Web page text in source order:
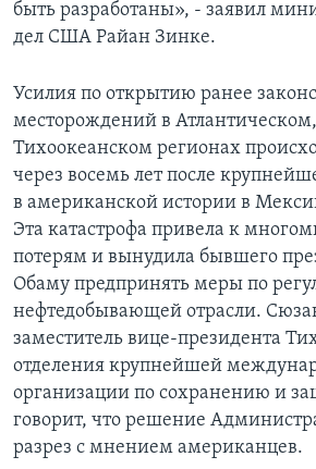
быть разработаны», - заявил
дел США Райан Зинке.
Усилия по открытию ранее
месторождений в
Тихоокеанском регионах
через восемь лет после
в американской истории в
Эта катастрофа привела к
потерям и вынудила бывшего
Обаму предпринять меры по
нефтедобывающей отрасли.
заместитель вице-президента
отделения крупнейшей
организации по сохранению и
говорит, что решение
разрез с мнением американцев.